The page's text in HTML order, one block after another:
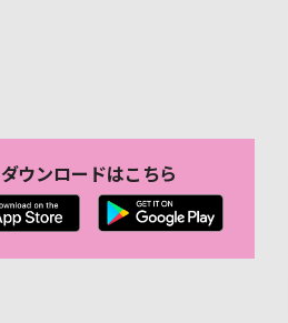
ダウンロードはこちら